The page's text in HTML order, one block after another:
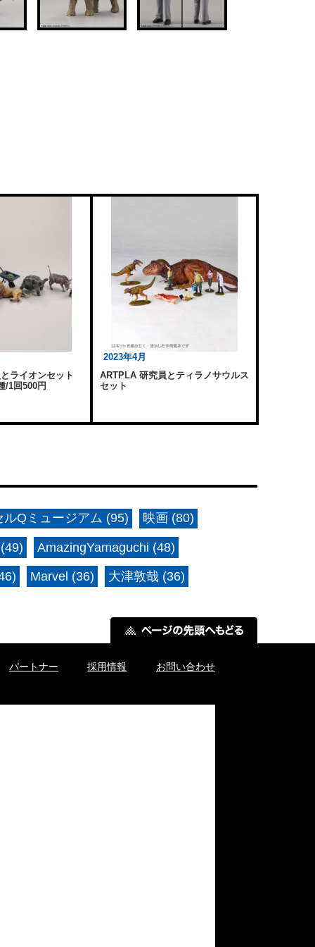
ライオンセット
/1回500円
2023年4月
ARTPLA 研究員とティラノサウルス
セット
ルQミュージアム (95) 映画 (80)
AmazingYamaguchi (48)
Marvel (36) 大津敦哉 (36)
パートナー 採用情報 お問い合わせ